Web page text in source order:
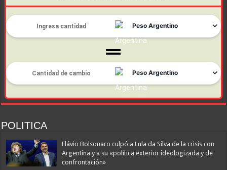
POLITICA
Flávio Bolsonaro culpó a Lula da Silva de la crisis con
Argentina y a su «política exterior ideologizada y de
confrontación»